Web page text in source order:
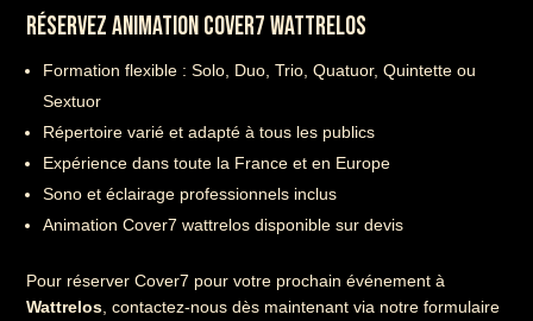
RÉSERVEZ ANIMATION COVER7 WATTRELOS
Formation flexible : Solo, Duo, Trio, Quatuor, Quintette ou
Sextuor
Répertoire varié et adapté à tous les publics
Expérience dans toute la France et en Europe
Sono et éclairage professionnels inclus
Animation Cover7 wattrelos disponible sur devis
Pour réserver Cover7 pour votre prochain événement à
Wattrelos , contactez-nous dès maintenant via notre formulaire